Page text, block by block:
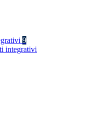
9
integrativi